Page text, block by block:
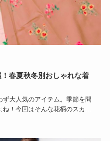
春夏秋冬別おしゃれな着
大人気のアイテム。季節を問
！今回はそんな花柄のスカー